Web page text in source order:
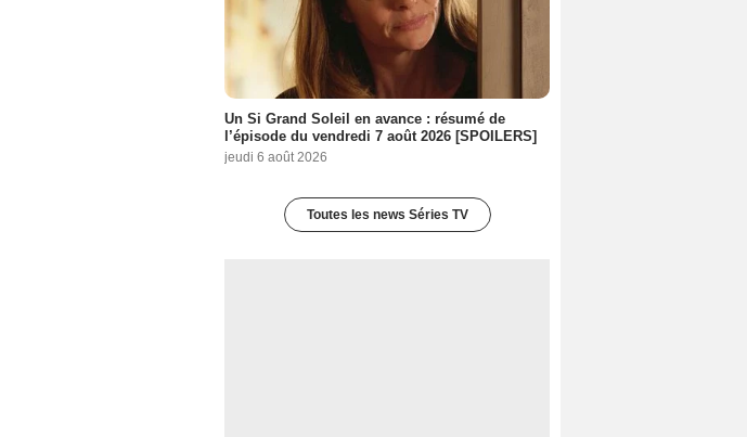
Un Si Grand Soleil en avance : résumé de
l’épisode du vendredi 7 août 2026 [SPOILERS]
jeudi 6 août 2026
Toutes les news Séries TV